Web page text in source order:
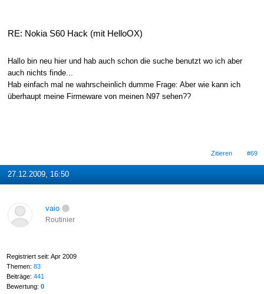
RE: Nokia S60 Hack (mit HelloOX)
Hallo bin neu hier und hab auch schon die suche benutzt wo ich aber
auch nichts finde...
Hab einfach mal ne wahrscheinlich dumme Frage: Aber wie kann ich
überhaupt meine Firmeware von meinen N97 sehen??
Zitieren #69
27.12.2009, 16:50
vaio
Routinier
Registriert seit: Apr 2009
Themen: 83
Beiträge: 441
Bewertung: 0